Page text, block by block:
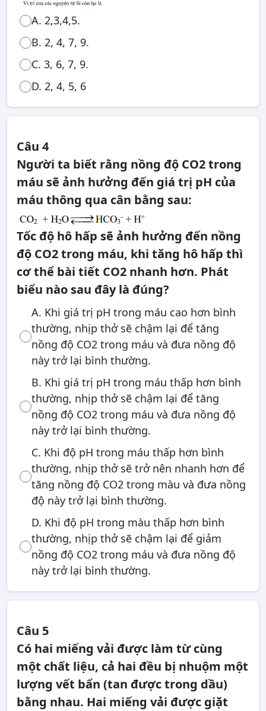
A. 2,3,4,5.
B. 2, 4, 7, 9.
C. 3, 6, 7, 9.
D. 2, 4, 5, 6
Câu 4
Người ta biết rằng nồng độ CO2 trong
máu sẽ ảnh hưởng đến giá trị pH của
máu thông qua cân bằng sau:
Tốc độ hô hấp sẽ ảnh hưởng đến nồng
độ CO2 trong máu, khi tăng hô hấp thì
cơ thể bài tiết CO2 nhanh hơn. Phát
biểu nào sau đây là đúng?
A. Khi giá trị pH trong máu cao hơn bình
thường, nhịp thở sẽ chậm lại để tăng
nồng độ CO2 trong máu và đưa nồng độ
này trở lại bình thường.
B. Khi giá trị pH trong máu thấp hơn bình
thường, nhịp thở sẽ chậm lại để tăng
nồng độ CO2 trong máu và đưa nồng độ
này trở lại bình thường.
C. Khi độ pH trong máu thấp hơn bình
thường, nhịp thở sẽ trở nên nhanh hơn để
tăng nồng độ CO2 trong màu và đưa nồng
độ này trở lại bình thường.
D. Khi độ pH trong màu thấp hơn bình
thường, nhịp thở sẽ chậm lại để giảm
nồng độ CO2 trong máu và đưa nồng độ
này trở lại bình thường.
Câu 5
Có hai miếng vải được làm từ cùng
một chất liệu, cả hai đều bị nhuộm một
lượng vết bẩn (tan được trong dầu)
bằng nhau. Hai miếng vải được giặt